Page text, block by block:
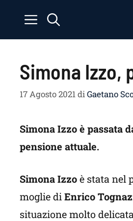
contenuto
Simona Izzo,
17 Agosto 2021 di Gaetano
Simona Izzo è passata
pensione attuale.
Simona Izzoè stata nel
moglie diEnrico
situazione molto